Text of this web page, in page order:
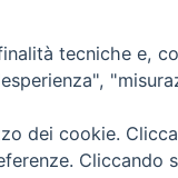
Marittima -
tecniche e,
dei cookie.